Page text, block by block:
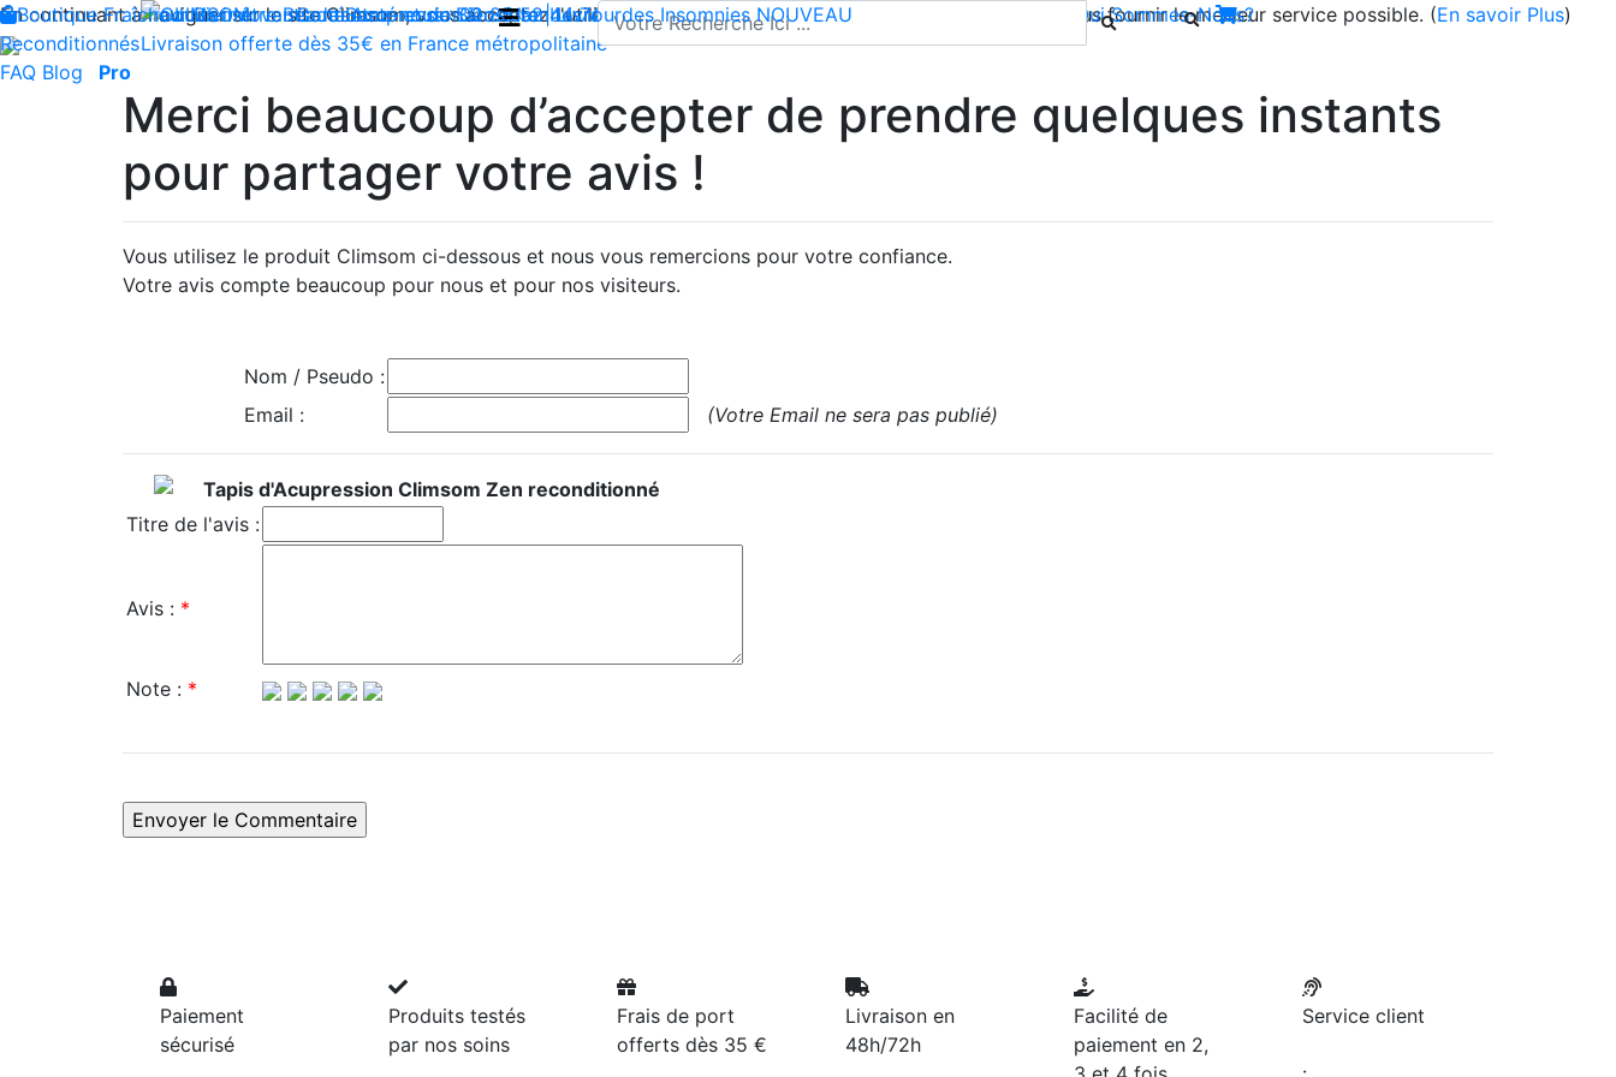
En continuant à naviguer sur le site Climsom, vous acceptez l'utilisation de cookies pour enregistrer votre panier et vous fournir le meilleur service possible. (En savoir Plus)
Produits innovants de Santé et de Bien-être | Livraison offerte dès 35€ en France métropolitaine
Livraison offerte dès 35€ en France métropolitaine
Contactez-nous : 02 85 52 44 74 -contact@climsom.com Qui Sommes-Nous?
Boutique Fraîcheur Bien-être Beauté Acupression Dos Jambes lourdes Insomnies NOUVEAU
Reconditionnés
FAQ Blog Pro
Merci beaucoup d’accepter de prendre quelques instants
pour partager votre avis !
Vous utilisez le produit Climsom ci-dessous et nous vous remercions pour votre confiance.
Votre avis compte beaucoup pour nous et pour nos visiteurs.
Nom / Pseudo :
Email :
(Votre Email ne sera pas publié)
Tapis d'Acupression Climsom Zen reconditionné
Titre de l'avis :
Avis : *
Note : *
Paiement
sécurisé
Produits testés
par nos soins
Frais de port
offerts dès 35 €
Livraison en
48h/72h
Facilité de
paiement en 2,
Service client